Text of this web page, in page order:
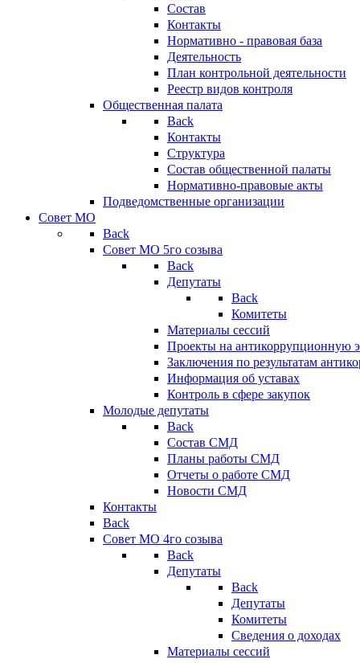
Состав
Контакты
Нормативно - правовая база
Деятельность
План контрольной деятельности
Реестр видов контроля
Общественная палата
Back
Контакты
Структура
Состав общественной палаты
Нормативно-правовые акты
Подведомственные организации
Совет МО
Back
Совет МО 5го созыва
Back
Депутаты
Back
Комитеты
Материалы сессий
Проекты на антикоррупционную
Заключения по результатам
Информация об уставах
Контроль в сфере закупок
Молодые депутаты
Back
Состав СМД
Планы работы СМД
Отчеты о работе СМД
Новости СМД
Контакты
Back
Совет МО 4го созыва
Back
Депутаты
Back
Депутаты
Комитеты
Сведения о доходах
Материалы сессий